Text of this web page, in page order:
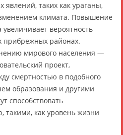
явлений, таких как ураганы,
климата. Повышение
вероятность
прибрежных районах.
мирового населения —
проект,
смертностью в подобного
образования и другими
способствовать
такими, как уровень жизни